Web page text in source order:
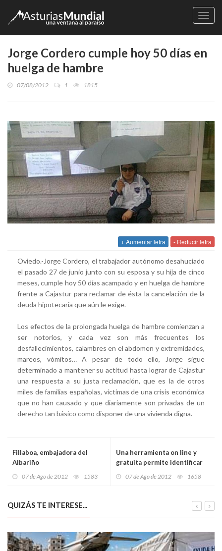
Jorge Cordero cumple hoy 50 días en
huelga de hambre
07/08/2012 1 1815
+ Aumentar letra - Reducir letra
Oviedo.-Jorge Cordero, el trabajador autónomo desahuciado
el pasado 27 de junio junto con su esposa y su hija de cinco
meses, cumple hoy 50 días acampado y en huelga de hambre
frente a Cajastur para reclamar de ésta la cancelación de la
deuda hipotecaria que aún le exige.
Los efectos de la prolongada huelga de hambre comienzan a
ser notorios, y cada vez son más frecuentes los
desfallecimientos, calambres en el abdomen y extremidades,
mareos, vómitos… A pesar de todo ello, Jorge sigue
determinado a mantener su actitud hasta lograr de Cajastur
una respuesta a su justa reclamación, que es la de otros
miles de familias españolas, víctimas de una crisis económica
que no han causado y que diariamente son privadas de un
derecho tan básico como disponer de una vivienda digna.
Fillaboa, embajadora del
Albariño
07 de Ago de 2012 1583
Una herramienta on line y
gratuita permite identificar
07 de Ago de 2012 1658
QUIZÁS TE INTERESE...